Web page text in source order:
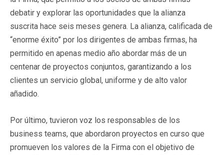
debatir y explorar las oportunidades que la alianza
suscrita hace seis meses genera. La alianza, calificada de
“enorme éxito” por los dirigentes de ambas firmas, ha
permitido en apenas medio año abordar más de un
centenar de proyectos conjuntos, garantizando a los
clientes un servicio global, uniforme y de alto valor
añadido.
Por último, tuvieron voz los responsables de los
business teams, que abordaron proyectos en curso que
promueven los valores de la Firma con el objetivo de